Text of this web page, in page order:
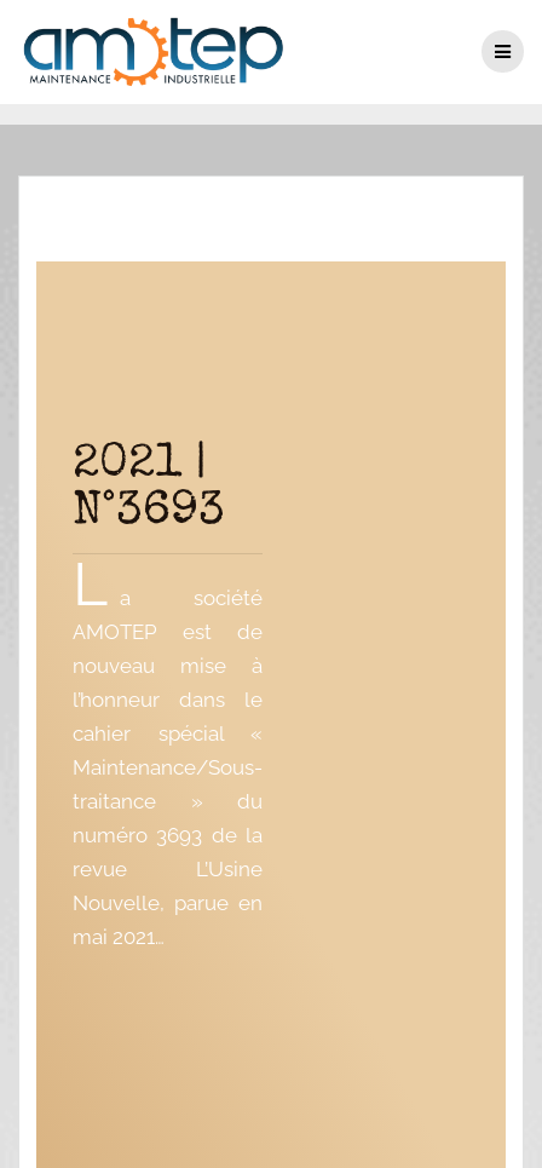
2021 |
N°3693
L a société
AMOTEP est de
nouveau mise à
l’honneur dans le
cahier spécial «
Maintenance/Sous-
traitance » du
numéro 3693 de la
revue L’Usine
Nouvelle, parue en
mai 2021…